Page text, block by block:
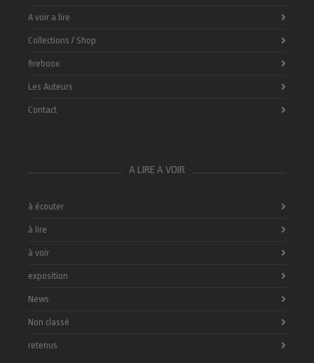
A voir a lire
Collections / Shop
fireboox
Les Auteurs
Contact
A LIRE A VOIR
à écouter
à lire
à voir
exposition
News
Non classé
retenus